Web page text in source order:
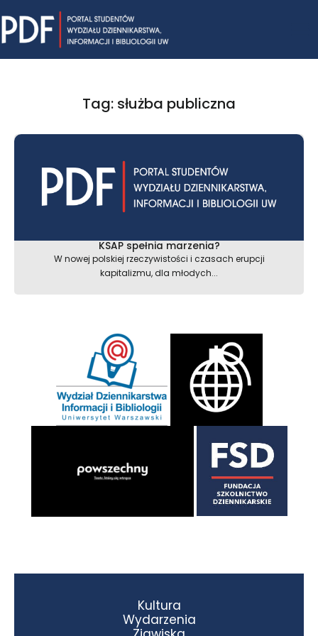
to
content
Tag: służba publiczna
KSAP spełnia marzenia?
W nowej polskiej rzeczywistości i czasach erupcji
kapitalizmu, dla młodych...
Kultura
Wydarzenia